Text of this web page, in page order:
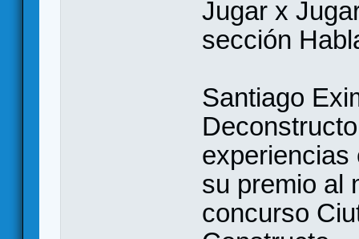
Jugar x
sección
Santiago
experiencias
su premio al
concurso